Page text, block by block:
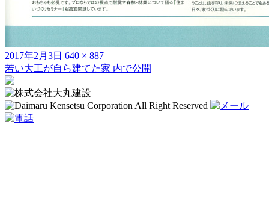
投
稿
日:
2017年2月3日 フ
ル
イ
ズ
640 × 887
投
稿
ナ
若い大工が自ら建てた家 内で公開